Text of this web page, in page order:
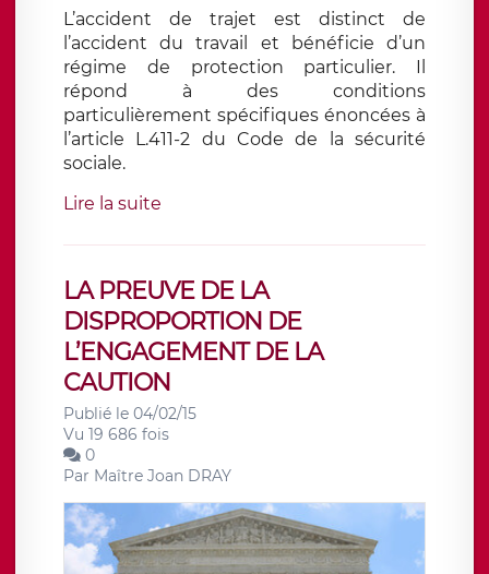
L’accident de trajet est distinct de
l’accident du travail et bénéficie d’un
régime de protection particulier. Il
répond à des conditions
particulièrement spécifiques énoncées à
l’article L.411-2 du Code de la sécurité
sociale.
Lire la suite
LA PREUVE DE LA
DISPROPORTION DE
L’ENGAGEMENT DE LA
CAUTION
Publié le 04/02/15
Vu 19 686 fois
0
Par Maître Joan DRAY